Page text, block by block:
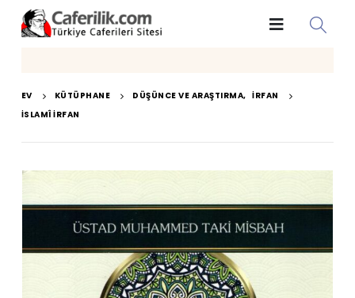
EV KÜTÜPHANE DÜŞÜNCE VE ARAŞTIRMA, İRFAN
İSLAMÎ İRFAN